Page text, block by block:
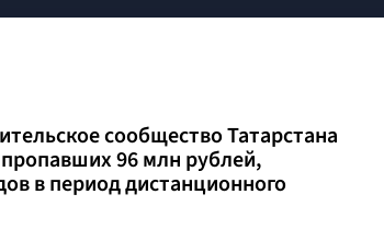
сообщество Татарстана
96 млн рублей,
в период дистанционного